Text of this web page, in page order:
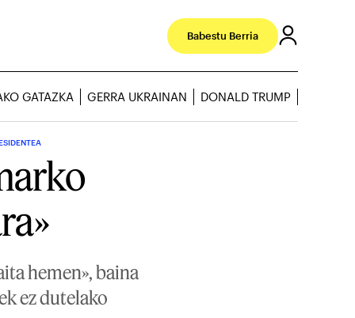
Babestu Berria
GATAZKA GERRA UKRAINAN DONALD TRUMP
hemen», baina
ez dutelako